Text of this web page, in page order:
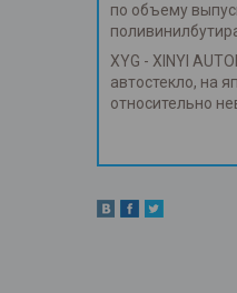
по объему
XYG - XINYI
автостекло, на
относительно